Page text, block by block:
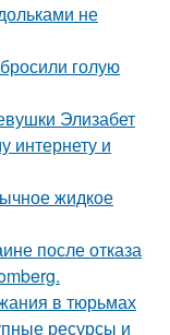
не
голую
Элизабет
интернету и
жидкое
после отказа
в тюрьмах
ресурсы и